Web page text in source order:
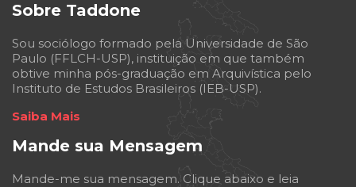
Sobre Taddone
Sou sociólogo formado pela Universidade de São
Paulo (FFLCH-USP), instituição em que também
obtive minha pós-graduação em Arquivística pelo
Instituto de Estudos Brasileiros (IEB-USP).
Saiba Mais
Mande sua Mensagem
Mande-me sua mensagem. Clique abaixo e leia